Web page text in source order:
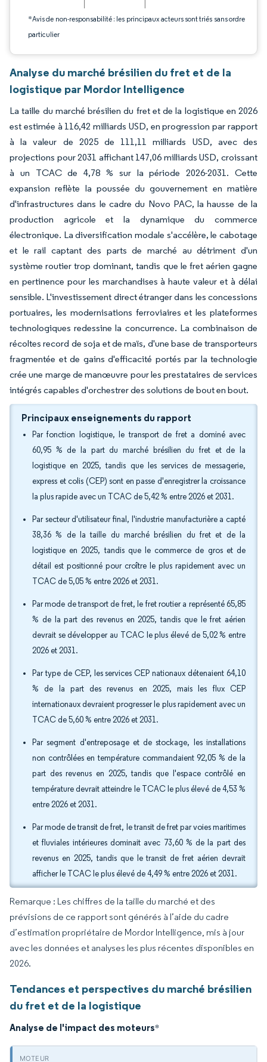
*Avis de non-responsabilité : les principaux acteurs sont triés sans ordre
particulier
Analyse du marché brésilien du fret et de la
logistique par Mordor Intelligence
La taille du marché brésilien du fret et de la logistique en 2026
est estimée à 116,42 milliards USD, en progression par rapport
à la valeur de 2025 de 111,11 milliards USD, avec des
projections pour 2031 affichant 147,06 milliards USD, croissant
à un TCAC de 4,78 % sur la période 2026-2031. Cette
expansion reflète la poussée du gouvernement en matière
d'infrastructures dans le cadre du Novo PAC, la hausse de la
production agricole et la dynamique du commerce
électronique. La diversification modale s'accélère, le cabotage
et le rail captant des parts de marché au détriment d'un
système routier trop dominant, tandis que le fret aérien gagne
en pertinence pour les marchandises à haute valeur et à délai
sensible. L'investissement direct étranger dans les concessions
portuaires, les modernisations ferroviaires et les plateformes
technologiques redessine la concurrence. La combinaison de
récoltes record de soja et de maïs, d'une base de transporteurs
fragmentée et de gains d'efficacité portés par la technologie
crée une marge de manœuvre pour les prestataires de services
intégrés capables d'orchestrer des solutions de bout en bout.
Principaux enseignements du rapport
Par fonction logistique, le transport de fret a dominé avec
60,95 % de la part du marché brésilien du fret et de la
logistique en 2025, tandis que les services de messagerie,
express et colis (CEP) sont en passe d'enregistrer la croissance
la plus rapide avec un TCAC de 5,42 % entre 2026 et 2031.
Par secteur d'utilisateur final, l'industrie manufacturière a capté
38,36 % de la taille du marché brésilien du fret et de la
logistique en 2025, tandis que le commerce de gros et de
détail est positionné pour croître le plus rapidement avec un
TCAC de 5,05 % entre 2026 et 2031.
Par mode de transport de fret, le fret routier a représenté 65,85
% de la part des revenus en 2025, tandis que le fret aérien
devrait se développer au TCAC le plus élevé de 5,02 % entre
2026 et 2031.
Par type de CEP, les services CEP nationaux détenaient 64,10
% de la part des revenus en 2025, mais les flux CEP
internationaux devraient progresser le plus rapidement avec un
TCAC de 5,60 % entre 2026 et 2031.
Par segment d'entreposage et de stockage, les installations
non contrôlées en température commandaient 92,05 % de la
part des revenus en 2025, tandis que l'espace contrôlé en
température devrait atteindre le TCAC le plus élevé de 4,53 %
entre 2026 et 2031.
Par mode de transit de fret, le transit de fret par voies maritimes
et fluviales intérieures dominait avec 73,60 % de la part des
revenus en 2025, tandis que le transit de fret aérien devrait
afficher le TCAC le plus élevé de 4,49 % entre 2026 et 2031.
Remarque : Les chiffres de la taille du marché et des
prévisions de ce rapport sont générés à l’aide du cadre
d’estimation propriétaire de Mordor Intelligence, mis à jour
avec les données et analyses les plus récentes disponibles en
2026.
Tendances et perspectives du marché brésilien
du fret et de la logistique
Analyse de l'impact des moteurs*